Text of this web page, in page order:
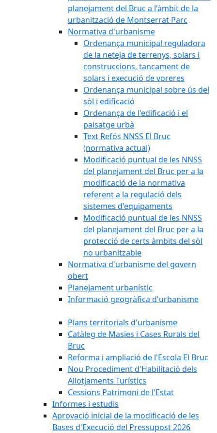
planejament del Bruc a l'àmbit de la
urbanització de Montserrat Parc
Normativa d'urbanisme
Ordenança municipal reguladora
de la neteja de terrenys, solars i
construccions, tancament de
solars i execució de voreres
Ordenança municipal sobre ús del
sòl i edificació
Ordenança de l'edificació i el
paisatge urbà
Text Refós NNSS El Bruc
(normativa actual)
Modificació puntual de les NNSS
del planejament del Bruc per a la
modificació de la normativa
referent a la regulació dels
sistemes d'equipaments
Modificació puntual de les NNSS
del planejament del Bruc per a la
protecció de certs àmbits del sòl
no urbanitzable
Normativa d'urbanisme del govern
obert
Planejament urbanístic
Informació geogràfica d'urbanisme
Plans territorials d'urbanisme
Catàleg de Masies i Cases Rurals del
Bruc
Reforma i ampliació de l'Escola El Bruc
Nou Procediment d'Habilitació dels
Allotjaments Turístics
Cessions Patrimoni de l'Estat
Informes i estudis
Aprovació inicial de la modificació de les
Bases d'Execució del Pressupost 2026